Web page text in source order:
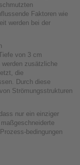
Faktoren wie
werden bei der
von 3 cm
zusätzliche
die
Durch diese
Strömungsstrukturen
nur ein einziger
bedingungen